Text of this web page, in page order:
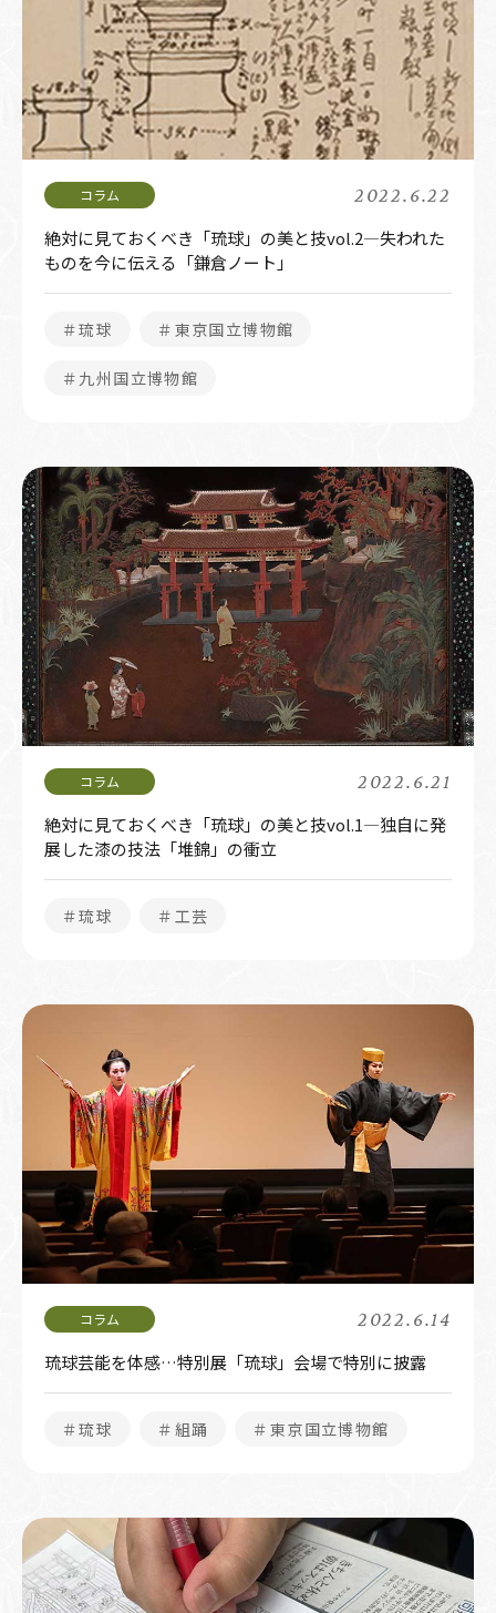
2022.6.22
絶対に見ておくべき「琉球」の美と技vol.2―失われた
ものを今に伝える「鎌倉ノート」
＃琉球 ＃東京国立博物館
＃九州国立博物館
2022.6.21
絶対に見ておくべき「琉球」の美と技vol.1―独自に発
展した漆の技法「堆錦」の衝立
＃琉球 ＃工芸
2022.6.14
琉球芸能を体感…特別展「琉球」会場で特別に披露
＃琉球 ＃組踊 ＃東京国立博物館